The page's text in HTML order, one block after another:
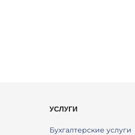
УСЛУГИ
Бухгалтерские услуги